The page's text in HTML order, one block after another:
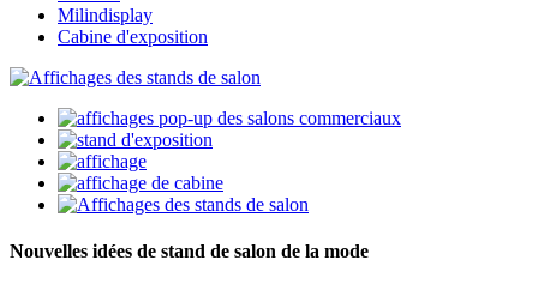
Milindisplay
Cabine d'exposition
Nouvelles idées de stand de salon de la mode